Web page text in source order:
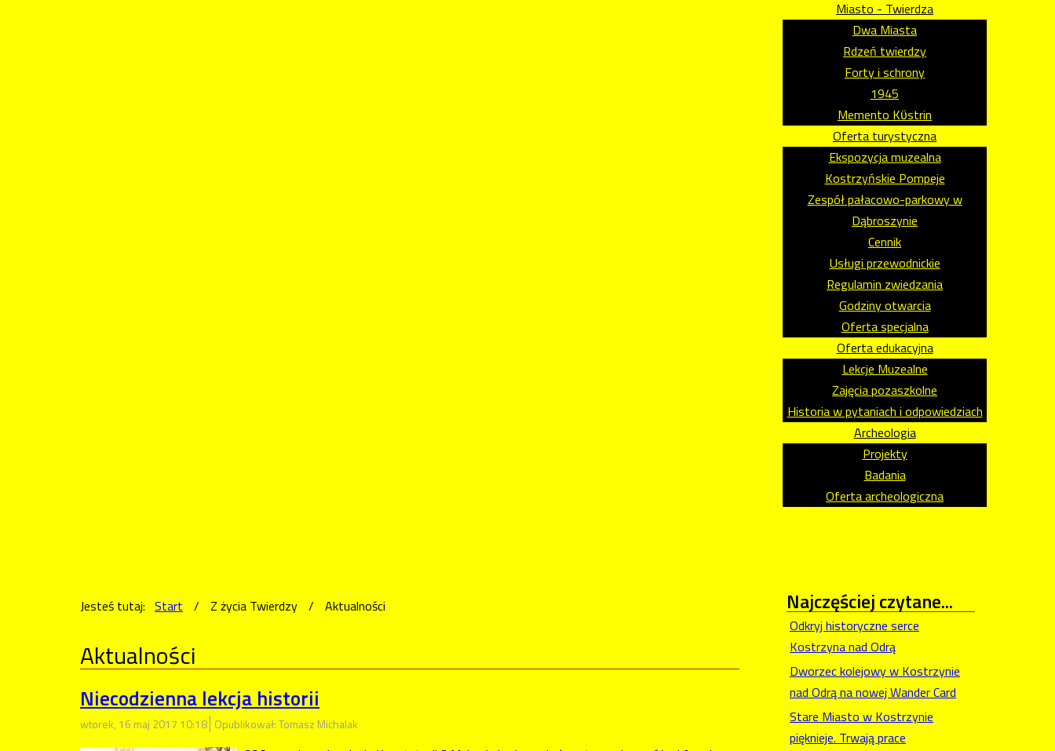
Miasto - Twierdza
Dwa Miasta
Rdzeń twierdzy
Forty i schrony
1945
Memento Kϋstrin
Oferta turystyczna
Ekspozycja muzealna
Kostrzyńskie Pompeje
Zespół pałacowo-parkowy w
Dąbroszynie
Cennik
Usługi przewodnickie
Regulamin zwiedzania
Godziny otwarcia
Oferta specjalna
Oferta edukacyjna
Lekcje Muzealne
Zajęcia pozaszkolne
Historia w pytaniach i odpowiedziach
Archeologia
Projekty
Badania
Oferta archeologiczna
Jesteś tutaj: Start / Z życia Twierdzy / Aktualności
Aktualności
Niecodzienna lekcja historii
wtorek, 16 maj 2017 10:18 Opublikował: Tomasz Michalak
Najczęściejczytane...
Odkryj historyczne serce
Kostrzyna nad Odrą
Dworzec kolejowy w Kostrzynie
nad Odrą na nowej Wander Card
Stare Miasto w Kostrzynie
pięknieje. Trwają prace